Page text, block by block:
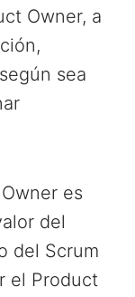
Owner, a
sea
es
del
del Scrum
el Product